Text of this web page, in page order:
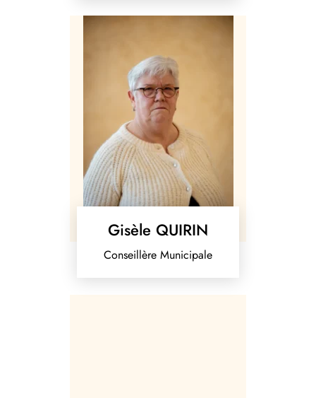
Gisèle QUIRIN
Conseillère Municipale